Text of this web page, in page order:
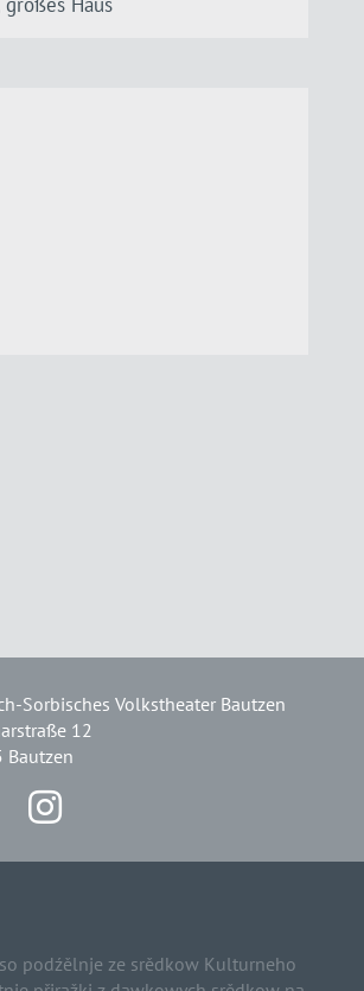
Sorbisches Volkstheater Bautzen
12
Bautzen
podźělnje ze srědkow Kulturneho